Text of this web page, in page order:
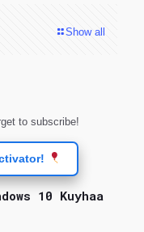
Show all
to subscribe!
10 Kuyhaa